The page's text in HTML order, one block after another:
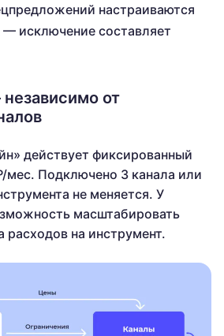
настраиваются
— исключение составляет
от
действует фиксированный
мес. Подключено 3 канала или
не меняется. У
масштабировать
расходов на инструмент.